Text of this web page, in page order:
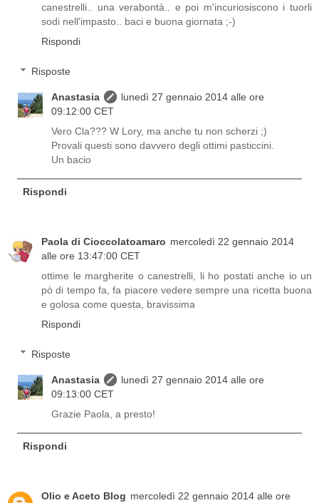
canestrelli.. una verabontà.. e poi m'incuriosiscono i tuorli
sodi nell'impasto.. baci e buona giornata ;-)
Rispondi
Risposte
Anastasia
lunedì 27 gennaio 2014 alle ore
09:12:00 CET
Vero Cla??? W Lory, ma anche tu non scherzi ;)
Provali questi sono davvero degli ottimi pasticcini.
Un bacio
Rispondi
Paola di Cioccolatoamaro mercoledì 22 gennaio 2014
alle ore 13:47:00 CET
ottime le margherite o canestrelli, li ho postati anche io un
pò di tempo fa, fa piacere vedere sempre una ricetta buona
e golosa come questa, bravissima
Rispondi
Risposte
Anastasia
lunedì 27 gennaio 2014 alle ore
09:13:00 CET
Grazie Paola, a presto!
Rispondi
Olio e Aceto Blog mercoledì 22 gennaio 2014 alle ore